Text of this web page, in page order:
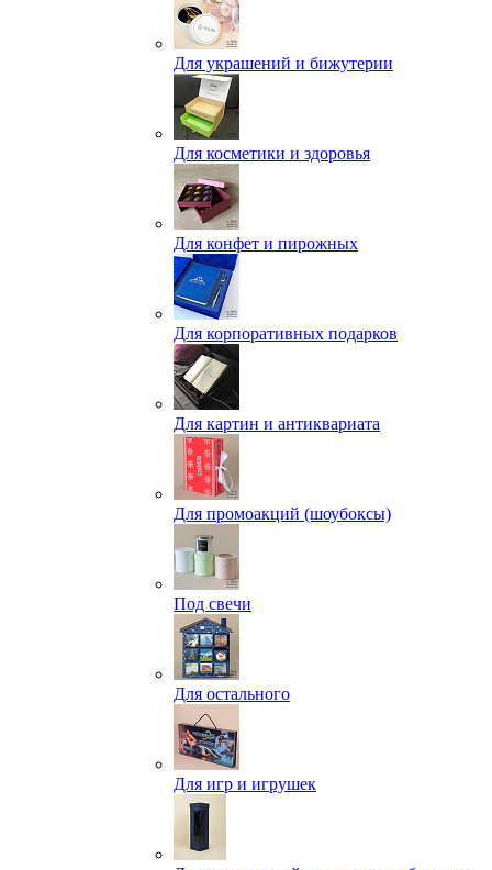
Для украшений и бижутерии
Для косметики и здоровья
Для конфет и пирожных
Для корпоративных подарков
Для картин и антиквариата
Для промоакций (шоубоксы)
Под свечи
Для остального
Для игр и игрушек